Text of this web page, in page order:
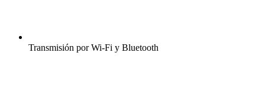
Transmisión por Wi-Fi y Bluetooth